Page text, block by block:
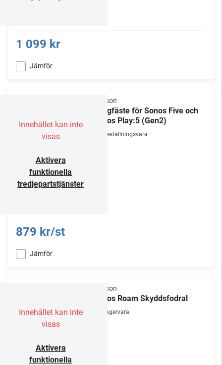
1 099 kr
Jämför
Innehållet kan inte
visas
Aktivera
funktionella
tredjepartstjänster
Flexson
Väggfäste för Sonos Five och
Sonos Play:5 (Gen2)
Beställningsvara
879 kr/st
Jämför
Innehållet kan inte
visas
Aktivera
funktionella
Flexson
Sonos Roam Skyddsfodral
Lagervara